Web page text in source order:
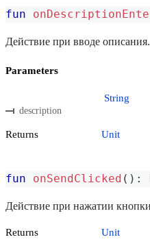
fun
Действие при вводе описания.
Parameters
description
String
Returns Unit
fun onSendClicked ( ) :
Действие при нажатии
Returns Unit